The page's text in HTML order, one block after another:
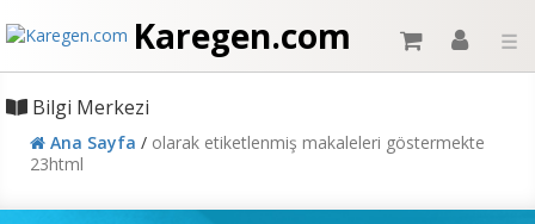
Karegen.com ☰
Bilgi Merkezi
Ana Sayfa / olarak etiketlenmiş makaleleri göstermekte
23html